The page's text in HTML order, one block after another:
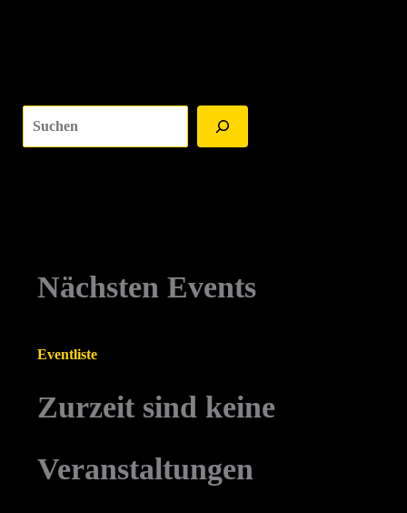
Suchen
Nächsten Events
Eventliste
Zurzeit sind keine
Veranstaltungen